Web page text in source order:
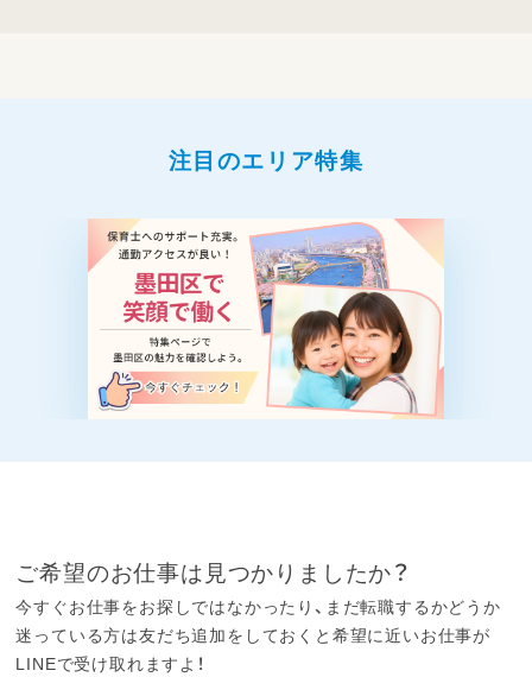
注目のエリア特集
ご希望のお仕事は見つかりましたか？
今すぐお仕事をお探しではなかったり、まだ転職するかどうか
迷っている方は友だち追加をしておくと希望に近いお仕事が
LINEで受け取れますよ！